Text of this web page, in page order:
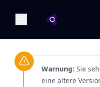
OA Dokumentation
Warnung: Sie
eine ältere